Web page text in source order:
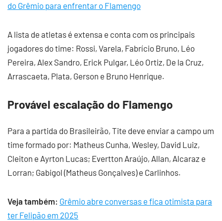
do Grêmio para enfrentar o Flamengo
A lista de atletas é extensa e conta com os principais
jogadores do time: Rossi, Varela, Fabrício Bruno, Léo
Pereira, Alex Sandro, Erick Pulgar, Léo Ortiz, De la Cruz,
Arrascaeta, Plata, Gerson e Bruno Henrique.
Provável escalação do Flamengo
Para a partida do Brasileirão, Tite deve enviar a campo um
time formado por: Matheus Cunha, Wesley, David Luiz,
Cleiton e Ayrton Lucas; Evertton Araújo, Allan, Alcaraz e
Lorran; Gabigol (Matheus Gonçalves) e Carlinhos.
Veja também: Grêmio abre conversas e fica otimista para
ter Felipão em 2025